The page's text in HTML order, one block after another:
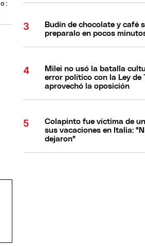
Budín de chocolate y café
preparalo en pocos
Milei no usó la batalla
error político con la Ley de
aprovechó la oposición
Colapinto fue víctima de
sus vacaciones en Italia:
dejaron"